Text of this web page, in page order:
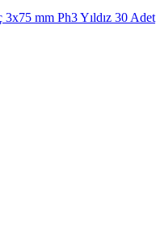
mm Ph3 Yıldız 30 Adet